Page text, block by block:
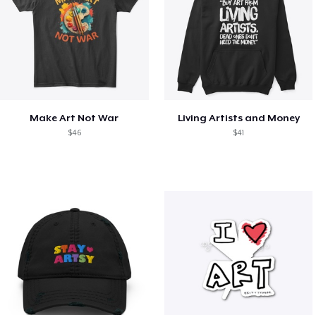
Make Art Not War
$46
Living Artists and Money
$41